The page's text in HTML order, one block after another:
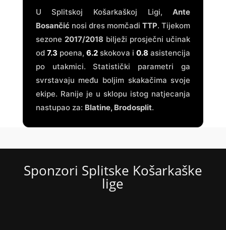
U Splitskoj Košarkaškoj Ligi,Ante
Bosančićnosi dres momčadiTTP. Tijekom
sezone 2017/2018 bilježi prosječni učinak
od 7.3 poena, 6.2skokova i0.8 asistencija
po utakmici. Statistički parametri ga
svrstavaju među boljim skakačima svoje
ekipe. Ranije je u sklopu istog natjecanja
nastupao za: Blatine, Brodosplit.
Sponzori Splitske Košarkaške
lige